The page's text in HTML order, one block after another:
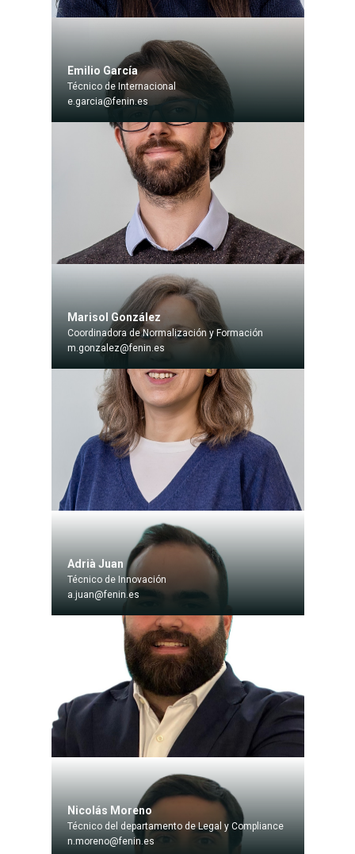
Emilio García
Técnico de Internacional
e.garcia@fenin.es
Marisol González
Coordinadora de Normalización y Formación
m.gonzalez@fenin.es
Adrià Juan
Técnico de Innovación
a.juan@fenin.es
Nicolás Moreno
Técnico del departamento de Legal y Compliance
n.moreno@fenin.es